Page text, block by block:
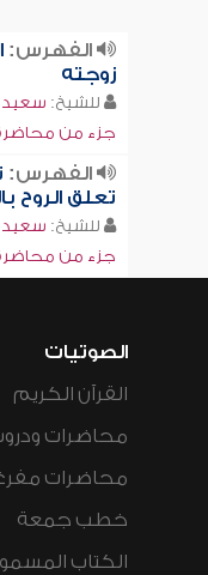
الفهرس:
زوجته
للشيخ: سعيد
جزء من محاضرة
الفهرس:
تعلق الروح
للشيخ: سعيد
جزء من محاضرة
الصوتيات
القرآن الكريم
محاضرات
محاضرات
خطب جمعة
الكتاب